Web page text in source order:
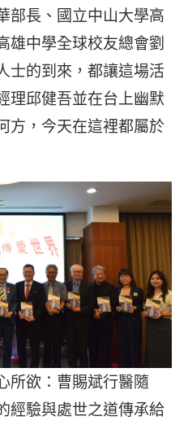
部長、國立中山大學高
雄中學全球校友總會劉
士的到來，都讓這場活
理邱健吾並在台上幽默
方，今天在這裡都屬於
所欲：曹賜斌行醫隨
經驗與處世之道傳承給